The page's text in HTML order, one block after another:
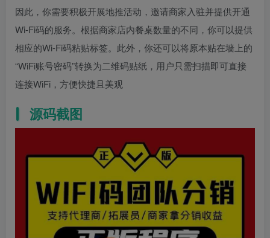
因此，你需要积极开展地推活动，邀请商家入驻并提供开通
Wi-Fi码的服务。根据商家店内餐桌数量的不同，你可以提供
相应的Wi-Fi码粘贴标签。此外，你还可以将原本贴在墙上的
“WiFi账号密码”转换为二维码贴纸，用户只需扫描即可直接
连接WiFi，方便快捷且美观
源码截图